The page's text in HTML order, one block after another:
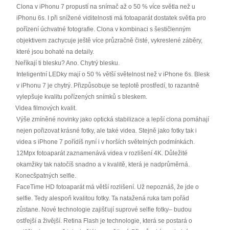
Clona v iPhonu 7 propustí na snímač až o 50 % více světla než u
iPhonu 6s. I při snížené viditelnosti má fotoaparát dostatek světla pro
pořízení úchvatné fotografie. Clona v kombinaci s šestičlenným
objektivem zachycuje ještě více průzračně čisté, vykreslené záběry,
které jsou bohaté na detaily.
Neříkají ti blesku? Ano. Chytrý blesku.
Inteligentní LEDky mají o 50 % větší světelnost než v iPhone 6s. Blesk
v iPhonu 7 je chytrý. Přizpůsobuje se teplotě prostředí, to razantně
vylepšuje kvalitu pořízených snímků s bleskem.
Videa filmových kvalit.
Výše zmíněné novinky jako optická stabilizace a lepší clona pomáhají
nejen pořizovat krásné fotky, ale také videa. Stejně jako fotky tak i
videa s iPhone 7 pořídíš nyní i v horších světelných podmínkách.
12Mpx fotoaparát zaznamenává videa v rozlišení 4K. Důležité
okamžiky tak natočíš snadno a v kvalitě, která je nadprůměrná.
Konecšpatných selfie.
FaceTime HD fotoaparát má větší rozlišení. Už nepoznáš, že jde o
selfie. Tedy alespoň kvalitou fotky. Ta natažená ruka tam pořád
zůstane. Nové technologie zajišťují suprové selfie fotky– budou
ostřejší a živější. Retina Flash je technologie, která se postará o